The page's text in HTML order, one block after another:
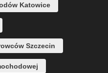
Katowice
Szczecin